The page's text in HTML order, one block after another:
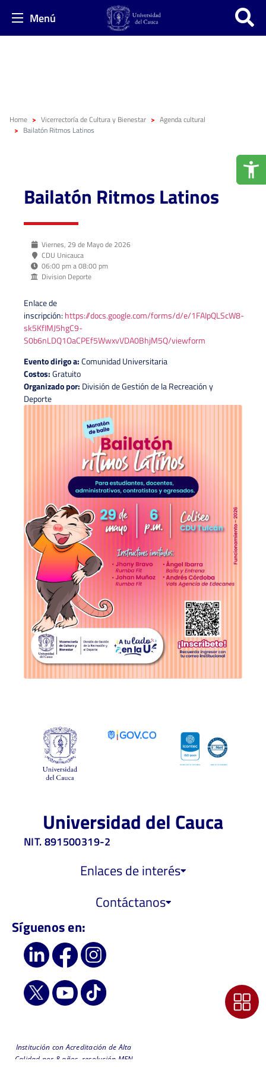
Menú
Home Vicerrectoría de Cultura y Bienestar
Agenda cultural
Bailatón Ritmos Latinos
Bailatón Ritmos Latinos
Viernes, 29 de Mayo de 2026
CDU Unicauca
06:00 pm a 08:00 pm
Division Deporte
Enlace de
inscripción:https://docs.google.com/forms/d/e/1FAIpQLScW8-
sk5KfIMJ5hgC9-
S0b6nLDQ1OaCPEf5WwxvVDA0BhjM5Q/viewform
Evento dirigo a:Comunidad Universitaria
Costos:Gratuito
Organizado por: División de Gestión de la Recreación y
Deporte
Universidad del Cauca
NIT. 891500319-2
Enlaces de interés
Contáctanos
Síguenos en:
Institución con Acreditación de Alta
Calidad por 8 años, resolución MEN